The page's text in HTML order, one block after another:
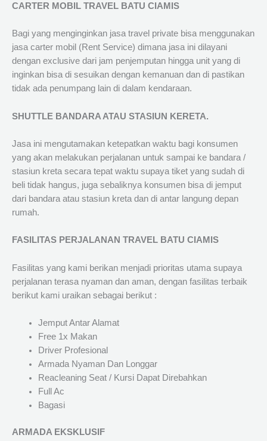
CARTER MOBIL TRAVEL BATU CIAMIS
Bagi yang menginginkan jasa travel private bisa menggunakan
jasa carter mobil (Rent Service) dimana jasa ini dilayani
dengan exclusive dari jam penjemputan hingga unit yang di
inginkan bisa di sesuikan dengan kemanuan dan di pastikan
tidak ada penumpang lain di dalam kendaraan.
SHUTTLE BANDARA ATAU STASIUN KERETA.
Jasa ini mengutamakan ketepatkan waktu bagi konsumen
yang akan melakukan perjalanan untuk sampai ke bandara /
stasiun kreta secara tepat waktu supaya tiket yang sudah di
beli tidak hangus, juga sebaliknya konsumen bisa di jemput
dari bandara atau stasiun kreta dan di antar langung depan
rumah.
FASILITAS PERJALANAN TRAVEL BATU CIAMIS
Fasilitas yang kami berikan menjadi prioritas utama supaya
perjalanan terasa nyaman dan aman, dengan fasilitas terbaik
berikut kami uraikan sebagai berikut :
Jemput Antar Alamat
Free 1x Makan
Driver Profesional
Armada Nyaman Dan Longgar
Reacleaning Seat / Kursi Dapat Direbahkan
Full Ac
Bagasi
ARMADA EKSKLUSIF